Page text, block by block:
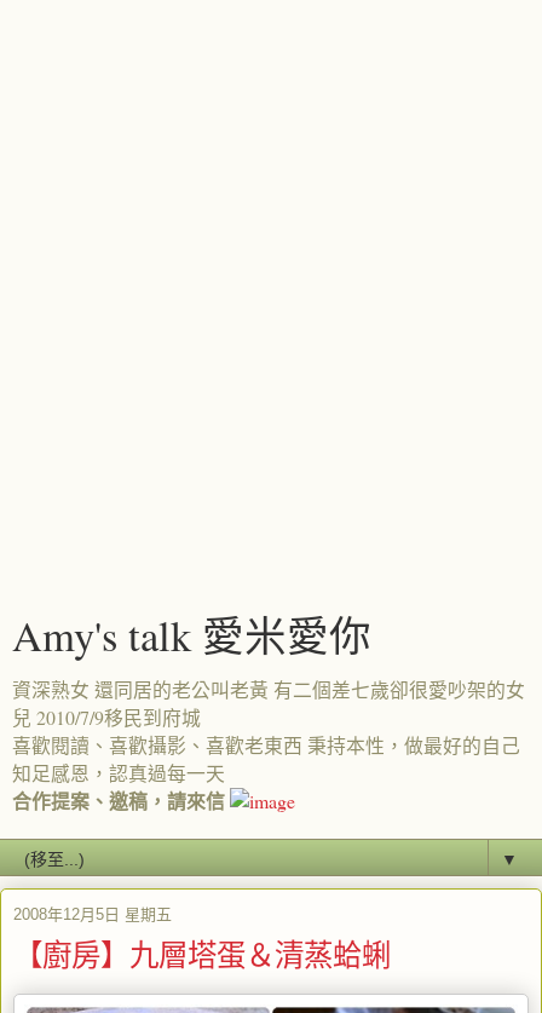
Amy's talk 愛米愛你
資深熟女 還同居的老公叫老黃 有二個差七歲卻很愛吵架的女
兒 2010/7/9移民到府城
喜歡閱讀、喜歡攝影、喜歡老東西 秉持本性，做最好的自己
知足感恩，認真過每一天
合作提案、邀稿，請來信
▼
2008年12月5日 星期五
【廚房】九層塔蛋＆清蒸蛤蜊